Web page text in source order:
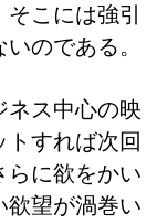
こには強引
のである。
ネス中心の映
すれば次回
らに欲をかい
欲望が渦巻い